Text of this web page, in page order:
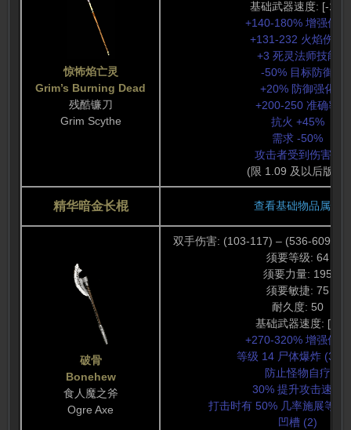
惊怖焰亡灵
Grim’s Burning Dead
残酷镰刀
Grim Scythe
基础武器速度: [-10]
+140-180% 增强伤害
+131-232 火焰伤害
+3 死灵法师技能
-50% 目标防御
+20% 防御强化
+200-250 准确率
抗火 +45%
需求 -50%
攻击者受到伤害 8
(限 1.09 及以后版本)
精华暗金长棍 查看基础物品属性
破骨
Bonehew
食人魔之斧
Ogre Axe
双手伤害: (103-117) – (536-609)
须要等级: 64
须要力量: 195
须要敏捷: 75
耐久度: 50
基础武器速度: [0]
+270-320% 增强伤害
等级 14 尸体爆炸 (30
防止怪物自疗
30% 提升攻击速度
打击时有 50% 几率施展等级
凹槽 (2)